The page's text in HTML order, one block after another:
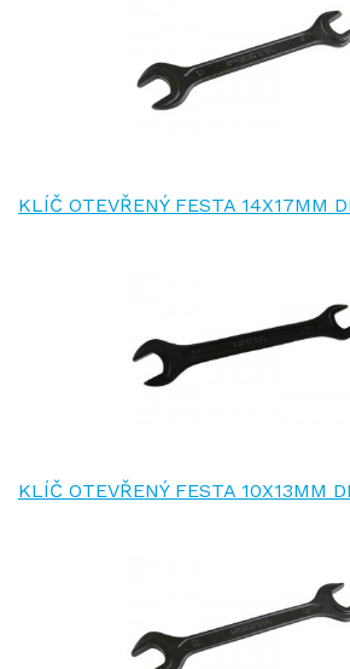
KLÍČ OTEVŘENÝ FESTA 14X17MM
KLÍČ OTEVŘENÝ FESTA 10X13MM